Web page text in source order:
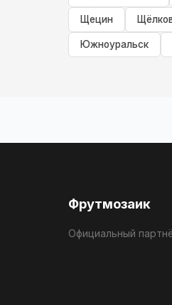
Щецин
Южноуральск
Фрутмозаик
Официальный